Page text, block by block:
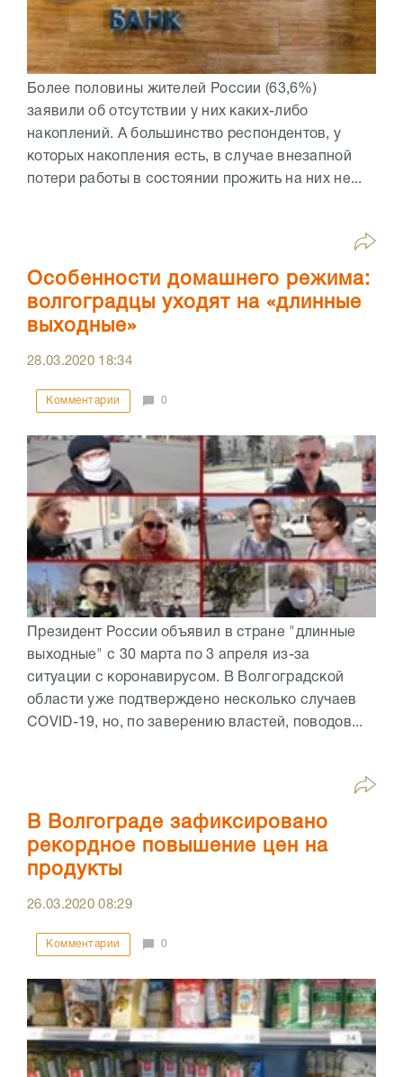
Более половины жителей России (63,6%)
заявили об отсутствии у них каких-либо
накоплений. А большинство респондентов, у
которых накопления есть, в случае внезапной
потери работы в состоянии прожить на них не...
Особенности домашнего режима:
волгоградцы уходят на «длинные
выходные»
28.03.2020 18:34
Комментарии 0
Президент России объявил в стране "длинные
выходные" с 30 марта по 3 апреля из-за
ситуации с коронавирусом. В Волгоградской
области уже подтверждено несколько случаев
COVID-19, но, по заверению властей, поводов...
В Волгограде зафиксировано
рекордное повышение цен на
продукты
26.03.202008:29
Комментарии 0